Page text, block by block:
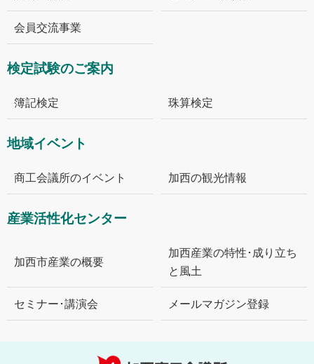
会員交流事業
検定試験のご案内
簿記検定 珠算検定
地域イベント
商工会議所のイベント 加西の観光情報
産業活性化センター
加西市産業の概要
加西産業の特性･成り立ち
と風土
セミナー･講演会 メールマガジン登録